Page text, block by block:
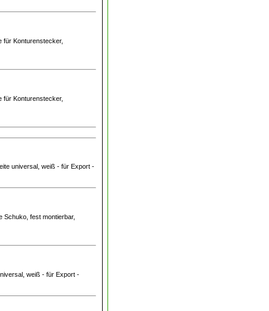
für Konturenstecker,
für Konturenstecker,
universal, weiß - für Export -
Schuko, fest montierbar,
weiß - für Export -